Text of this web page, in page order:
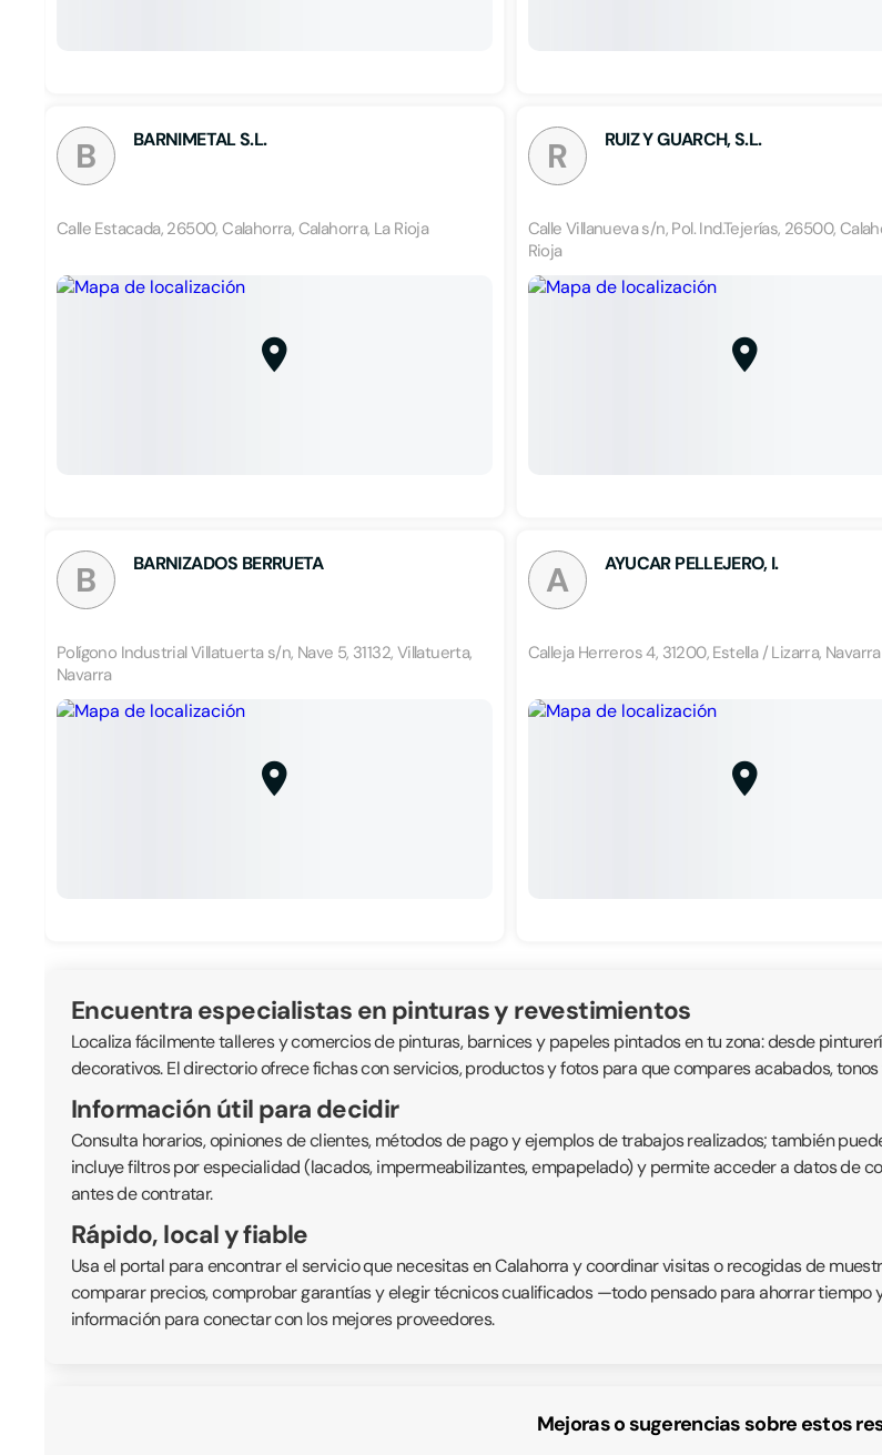
B BARNIMETAL S.L.
Calle Estacada, 26500, Calahorra, Calahorra, La Rioja
R RUIZ Y GUARCH, S.L.
Calle Villanueva s/n, Pol. Ind.Tejerías, 26500,
Rioja
B BARNIZADOS BERRUETA
Polígono Industrial Villatuerta s/n, Nave 5, 31132, Villatuerta,
Navarra
A AYUCAR PELLEJERO, I.
Calleja Herreros 4, 31200, Estella / Lizarra, Navarra
Encuentra especialistas en pinturas y revestimientos
Localiza fácilmente talleres y comercios de pinturas, barnices y papeles pintados en tu zona: desde
decorativos. El directorio ofrece fichas con servicios, productos y fotos para que compares acabados,
Información útil para decidir
Consulta horarios, opiniones de clientes, métodos de pago y ejemplos de trabajos realizados; también
incluye filtros por especialidad (lacados, impermeabilizantes, empapelado) y permite acceder a datos de
antes de contratar.
Rápido, local y fiable
Usa el portal para encontrar el servicio que necesitas en Calahorra y coordinar visitas o recogidas de
comparar precios, comprobar garantías y elegir técnicos cualificados —todo pensado para ahorrar tiempo
información para conectar con los mejores proveedores.
Mejoras o sugerencias sobre estos